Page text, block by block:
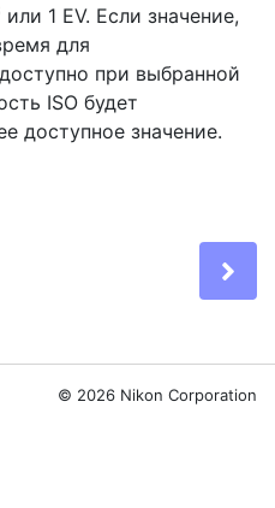
или 1 EV. Если значение,
для
при выбранной
ISO будет
доступное значение.
© 2026 Nikon Corporation